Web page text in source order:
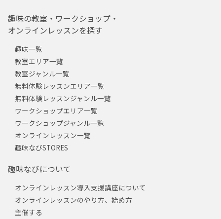
趣味の教室・ワークショップ・
オンラインレッスンを探す
趣味一覧
教室エリア一覧
教室ジャンル一覧
無料体験レッスンエリア一覧
無料体験レッスンジャンル一覧
ワークショップエリア一覧
ワークショップジャンル一覧
オンラインレッスン一覧
趣味なびSTORES
趣味なびについて
オンラインレッスン導入支援講座について
オンラインレッスンのやり方、始め方
主催する